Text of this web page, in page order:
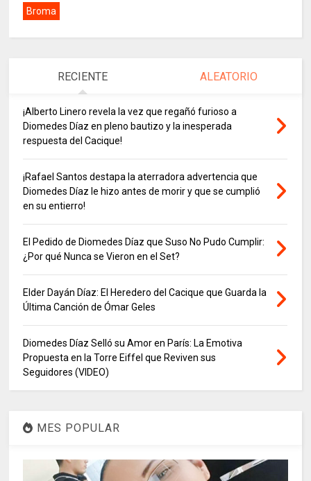
Broma
RECIENTE ALEATORIO
¡Alberto Linero revela la vez que regañó furioso a
Diomedes Díaz en pleno bautizo y la inesperada
respuesta del Cacique!
¡Rafael Santos destapa la aterradora advertencia que
Diomedes Díaz le hizo antes de morir y que se cumplió
en su entierro!
El Pedido de Diomedes Díaz que Suso No Pudo Cumplir:
¿Por qué Nunca se Vieron en el Set?
Elder Dayán Díaz: El Heredero del Cacique que Guarda la
Última Canción de Ómar Geles
Diomedes Díaz Selló su Amor en París: La Emotiva
Propuesta en la Torre Eiffel que Reviven sus
Seguidores (VIDEO)
MES POPULAR